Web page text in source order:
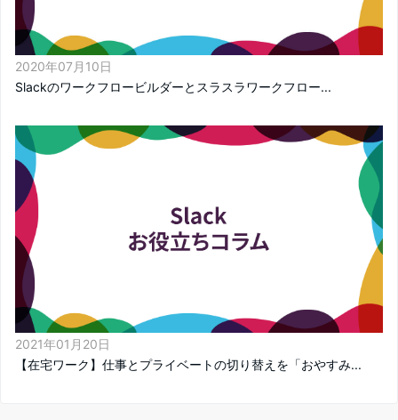
2020年07月10日
Slackのワークフロービルダーとスラスラワークフロー...
2021年01月20日
【在宅ワーク】仕事とプライベートの切り替えを「おやすみ...